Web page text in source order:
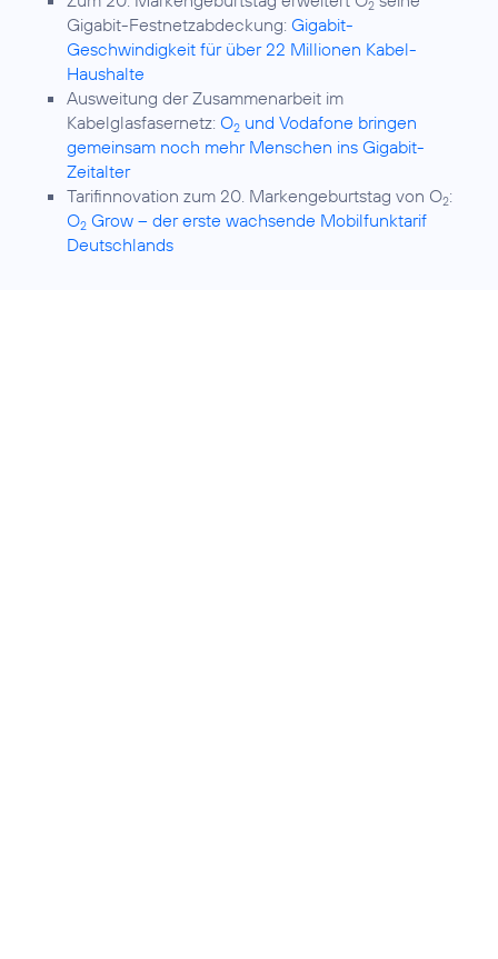
2
Gigabit-Festnetzabdeckung: Gigabit-
Geschwindigkeit für über 22 Millionen Kabel-
Haushalte
Ausweitung der Zusammenarbeit im
Kabelglasfasernetz: O2 und Vodafone bringen
gemeinsam noch mehr Menschen ins Gigabit-
Zeitalter
Tarifinnovation zum 20. Markengeburtstag von O2:
O2 Grow – der erste wachsende Mobilfunktarif
Deutschlands